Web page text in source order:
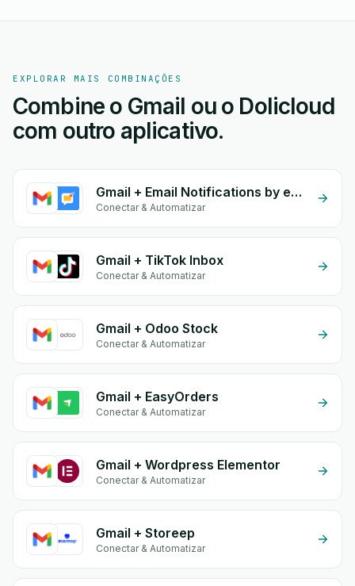
EXPLORAR MAIS COMBINAÇÕES
Combine o Gmail ou o Dolicloud
com outro aplicativo.
Gmail + Email Notifications by eGrow
Conectar & Automatizar
Gmail + TikTok Inbox
Conectar & Automatizar
Gmail + Odoo Stock
Conectar & Automatizar
Gmail + EasyOrders
Conectar & Automatizar
Gmail + Wordpress Elementor
Conectar & Automatizar
Gmail + Storeep
Conectar & Automatizar